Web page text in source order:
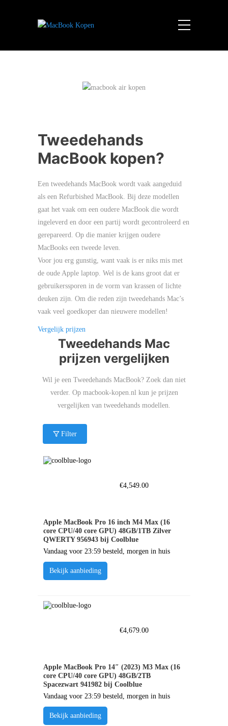
Tweedehands
MacBook kopen?
Een tweedehands MacBook wordt vaak aangeduid
als een Refurbished MacBook. Bij deze modellen
gaat het vaak om een oudere MacBook die wordt
ingeleverd en door een partij wordt gecontroleerd en
gerepareerd. Op die manier krijgen oudere
MacBooks een tweede leven.
Voor jou erg gunstig, want vaak is er niks mis met
de oude Apple laptop. Wel is de kans groot dat er
gebruikerssporen in de vorm van krassen of lichte
deuken zijn. Om die reden zijn tweedehands Mac’s
vaak veel goedkoper dan nieuwere modellen!
Vergelijk prijzen
Tweedehands Mac
prijzen vergelijken
Wil je een Tweedehands MacBook? Zoek dan niet
verder. Op macbook-kopen.nl kun je prijzen
vergelijken van tweedehands modellen.
Filter
€4,549.00
Apple MacBook Pro 16 inch M4 Max (16
core CPU/40 core GPU) 48GB/1TB Zilver
QWERTY 956943 bij Coolblue
Vandaag voor 23:59 besteld, morgen in huis
Bekijk aanbieding
€4,679.00
Apple MacBook Pro 14″ (2023) M3 Max (16
core CPU/40 core GPU) 48GB/2TB
Spacezwart 941982 bij Coolblue
Vandaag voor 23:59 besteld, morgen in huis
Bekijk aanbieding